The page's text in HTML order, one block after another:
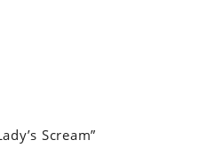
Scream”